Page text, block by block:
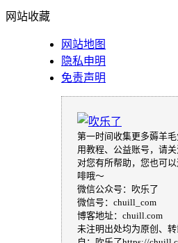
网站收藏
网站地图
隐私申明
免责声明
第一时间收集更多薅羊
用教程、公益账号，请
对您有所帮助，您也可
啡哦～
微信公众号：吹乐了
微信号：chuill_com
博客地址：chuill.com
未注明出处均为原创、